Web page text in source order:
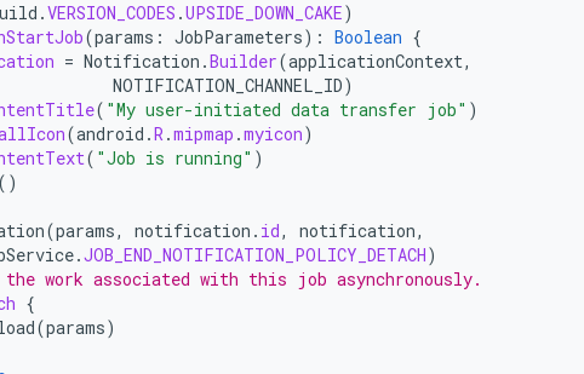
.VERSION_CODES .UPSIDE_DOWN_CAKE)
(params : JobParameters): Boolean {
= Notification .Builder(applicationContext,
NOTIFICATION_CHANNEL_ID)
( "My user-initiated data transfer job" )
(android .R .mipmap .myicon)
( "Job is running" )
()
(params, notification . id, notification,
.JOB_END_NOTIFICATION_POLICY_DETACH)
work associated with this job asynchronously.
{
(params)